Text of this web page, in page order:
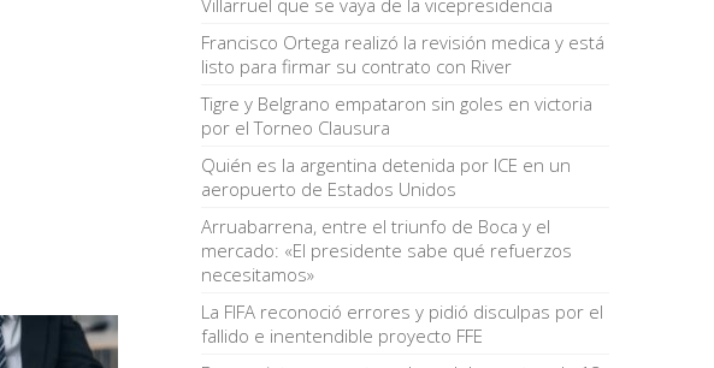
Villarruel que se vaya de la vicepresidencia
Francisco Ortega realizó la revisión medica y está
listo para firmar su contrato con River
Tigre y Belgrano empataron sin goles en victoria
por el Torneo Clausura
Quién es la argentina detenida por ICE en un
aeropuerto de Estados Unidos
Arruabarrena, entre el triunfo de Boca y el
mercado: «El presidente sabe qué refuerzos
necesitamos»
La FIFA reconoció errores y pidió disculpas por el
fallido e inentendible proyecto FFE